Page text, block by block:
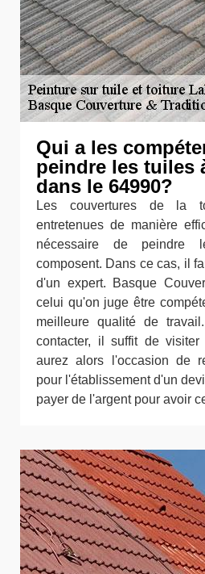
Qui a les
peindre les tuiles
dans le 64990?
Les couvertures de la
entretenues de manière
nécessaire de
composent. Dans ce cas, il
d'un expert. Basque
celui qu'on juge être
meilleure qualité de
contacter, il suffit de
aurez alors l'occasion de
pour l'établissement d'un
payer de l'argent pour avoir